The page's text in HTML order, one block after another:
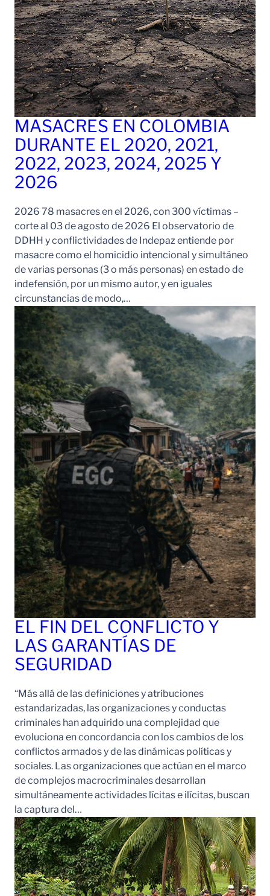
MASACRES EN COLOMBIA
DURANTE EL 2020, 2021,
2022, 2023, 2024, 2025 Y
2026
2026 78 masacres en el 2026, con 300 víctimas –
corte al 03 de agosto de 2026 El observatorio de
DDHH y conflictividades de Indepaz entiende por
masacre como el homicidio intencional y simultáneo
de varias personas (3 o más personas) en estado de
indefensión, por un mismo autor, y en iguales
circunstancias de modo,…
EL FIN DEL CONFLICTO Y
LAS GARANTÍAS DE
SEGURIDAD
“Más allá de las definiciones y atribuciones
estandarizadas, las organizaciones y conductas
criminales han adquirido una complejidad que
evoluciona en concordancia con los cambios de los
conflictos armados y de las dinámicas políticas y
sociales. Las organizaciones que actúan en el marco
de complejos macrocriminales desarrollan
simultáneamente actividades lícitas e ilícitas, buscan
la captura del…